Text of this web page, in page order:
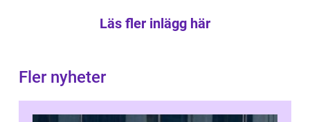
Läs fler inlägg här
Fler nyheter